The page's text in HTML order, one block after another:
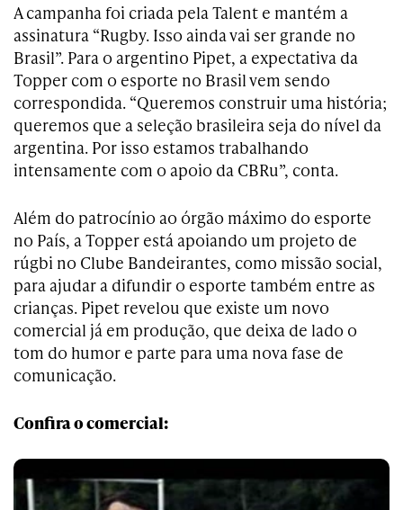
A campanha foi criada pela Talent e mantém a
assinatura “Rugby. Isso ainda vai ser grande no
Brasil”. Para o argentino Pipet, a expectativa da
Topper com o esporte no Brasil vem sendo
correspondida. “Queremos construir uma história;
queremos que a seleção brasileira seja do nível da
argentina. Por isso estamos trabalhando
intensamente com o apoio da CBRu”, conta.
Além do patrocínio ao órgão máximo do esporte
no País, a Topper está apoiando um projeto de
rúgbi no Clube Bandeirantes, como missão social,
para ajudar a difundir o esporte também entre as
crianças. Pipet revelou que existe um novo
comercial já em produção, que deixa de lado o
tom do humor e parte para uma nova fase de
comunicação.
Confira o comercial: